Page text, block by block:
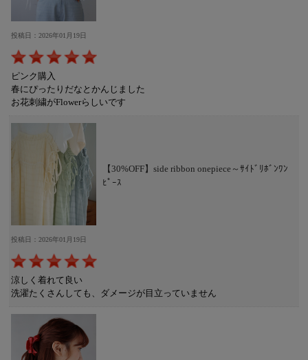
投稿日：2026年01月19日
ピンク購入
春にぴったりだなとかんじました
お花刺繍がFlowerらしいです
【30%OFF】side ribbon onepiece～ｻｲﾄﾞﾘﾎﾞﾝﾜﾝ
ﾋﾟｰｽ
投稿日：2026年01月19日
涼しく着れて良い
洗濯たくさんしても、ダメージが目立っていません